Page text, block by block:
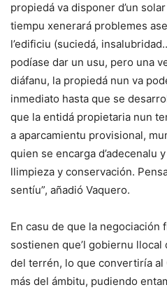
propiedá va disponer d’un
tiempu xenerará problemes
l’edificiu (suciedá,
podíase dar un usu, pero una
diáfanu, la propiedá nun va
inmediato hasta que se
que la entidá propietaria nun
a aparcamientu provisional,
quien se encarga d’adecenalu
llimpieza y conservación.
sentíu”, añadió Vaquero.
En casu de que la negociación
sostienen que’l gobiernu
del terrén, lo que convertiría
más del ámbitu, pudiendo